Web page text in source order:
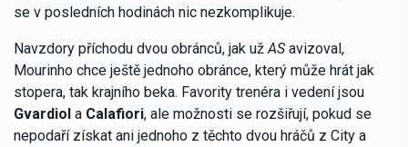
se v posledních hodinách nic nezkomplikuje.
Navzdory příchodu dvou obránců, jak už ASavizoval,
Mourinho chce ještě jednoho obránce, který může hrát jak
stopera, tak krajního beka. Favority trenéra i vedení jsou
Gvardiol a Calafiori, ale možnosti se rozšiřují, pokud se
nepodaří získat ani jednoho z těchto dvou hráčů z City a